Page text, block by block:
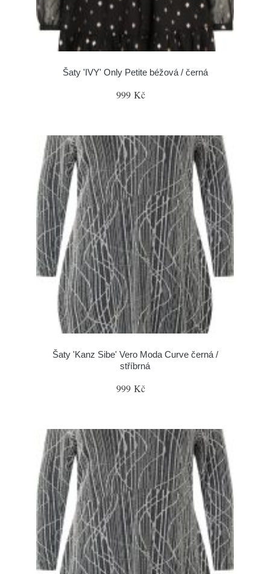
Šaty 'IVY' Only Petite béžová / černá
999 Kč
Šaty 'Kanz Sibe' Vero Moda Curve černá /
stříbrná
999 Kč